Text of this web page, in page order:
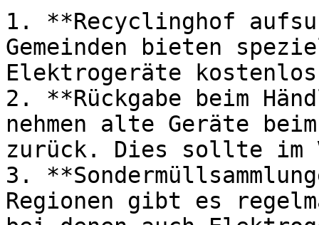
1. **Recyclinghof
Gemeinden bieten
Elektrogeräte kostenlos
2. **Rückgabe beim
nehmen alte Geräte
zurück. Dies sollte im
3.
Regionen gibt es